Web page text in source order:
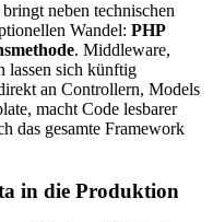
neben technischen
Wandel: PHP
. Middleware,
lassen sich künftig
an Controllern, Models
macht Code lesbarer
das gesamte Framework
in die Produktion